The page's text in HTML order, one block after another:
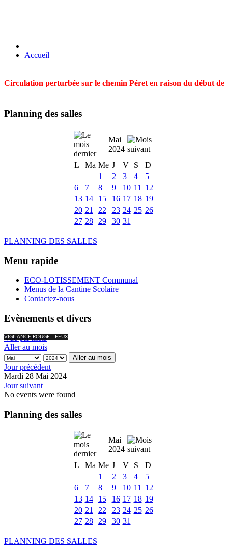
Accueil
Circulation perturbée sur le chemin Péret en raison du début
Planning des salles
Mai
2024
L
Ma Me J V S
D
1
2 3 4
5
6
7 8 9 10 11
12
13 14 15 16 17 18 19
20 21 22 23 24 25 26
27 28 29 30 31
PLANNING DES SALLES
Menu rapide
ECO-LOTISSEMENT Communal
Menus de la Cantine Scolaire
Contactez-nous
Evènements et divers
VIGILANCE ROUGE - FEUX
Vue par mois
Aller au mois
Aller au mois
Jour précédent
Mardi 28 Mai 2024
Jour suivant
No events were found
Planning des salles
Mai
2024
L
Ma Me J V S
D
1
2 3 4
5
6
7 8 9 10 11
12
13 14 15 16 17 18 19
20 21 22 23 24 25 26
27 28 29 30 31
PLANNING DES SALLES